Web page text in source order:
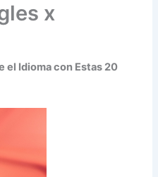
x
el Idioma con Estas 20